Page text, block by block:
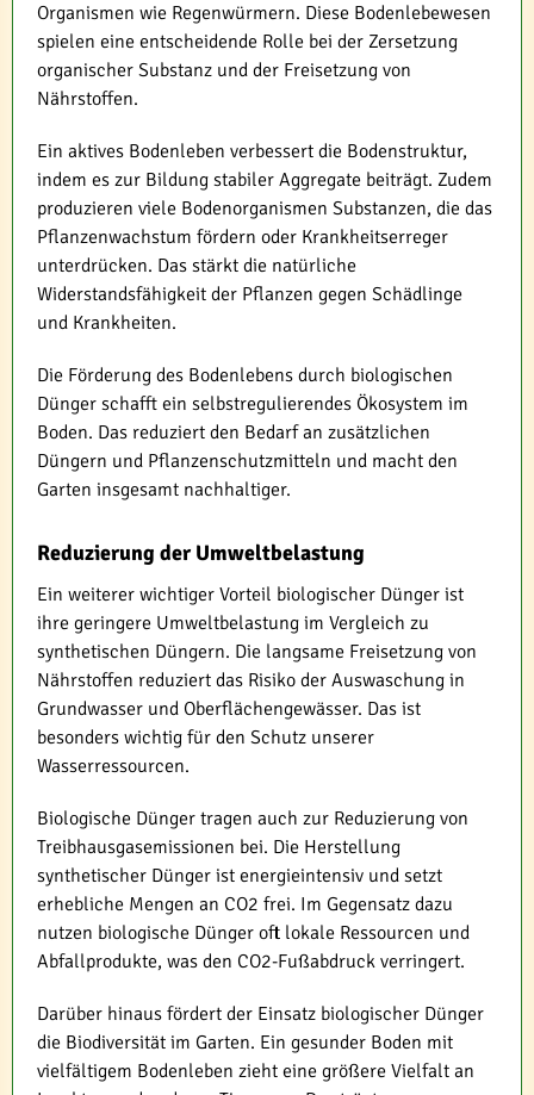
Organismen wie Regenwürmern. Diese Bodenlebewesen
spielen eine entscheidende Rolle bei der Zersetzung
organischer Substanz und der Freisetzung von
Nährstoffen.
Ein aktives Bodenleben verbessert die Bodenstruktur,
indem es zur Bildung stabiler Aggregate beiträgt. Zudem
produzieren viele Bodenorganismen Substanzen, die das
Pflanzenwachstum fördern oder Krankheitserreger
unterdrücken. Das stärkt die natürliche
Widerstandsfähigkeit der Pflanzen gegen Schädlinge
und Krankheiten.
Die Förderung des Bodenlebens durch biologischen
Dünger schafft ein selbstregulierendes Ökosystem im
Boden. Das reduziert den Bedarf an zusätzlichen
Düngern und Pflanzenschutzmitteln und macht den
Garten insgesamt nachhaltiger.
Reduzierung der Umweltbelastung
Ein weiterer wichtiger Vorteil biologischer Dünger ist
ihre geringere Umweltbelastung im Vergleich zu
synthetischen Düngern. Die langsame Freisetzung von
Nährstoffen reduziert das Risiko der Auswaschung in
Grundwasser und Oberflächengewässer. Das ist
besonders wichtig für den Schutz unserer
Wasserressourcen.
Biologische Dünger tragen auch zur Reduzierung von
Treibhausgasemissionen bei. Die Herstellung
synthetischer Dünger ist energieintensiv und setzt
erhebliche Mengen an CO2 frei. Im Gegensatz dazu
nutzen biologische Dünger oft lokale Ressourcen und
Abfallprodukte, was den CO2-Fußabdruck verringert.
Darüber hinaus fördert der Einsatz biologischer Dünger
die Biodiversität im Garten. Ein gesunder Boden mit
vielfältigem Bodenleben zieht eine größere Vielfalt an